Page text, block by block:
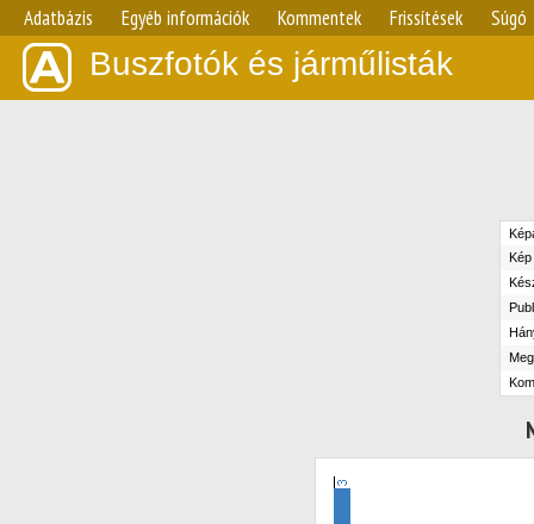
Adatbázis Egyéb információk Kommentek Frissítések Súgó
Buszfotók és járműlisták
Kép